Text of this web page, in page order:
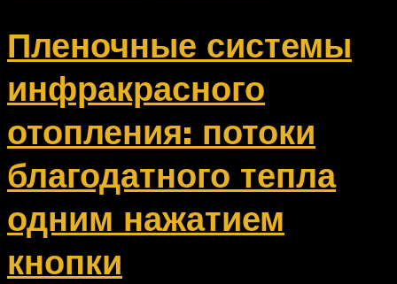
Пленочные системы
инфракрасного
отопления: потоки
благодатного тепла
одним нажатием
кнопки